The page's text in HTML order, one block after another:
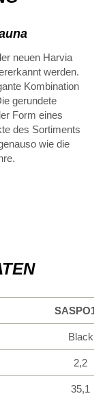
neuen Harvia
werden.
Kombination
gerundete
Form eines
des Sortiments
wie die
Black
2,2
35,1